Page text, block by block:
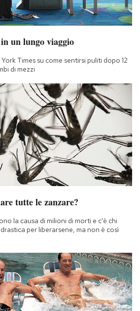
un lungo viaggio
Times su come sentirsi puliti dopo 12
di mezzi
tutte le zanzare?
la causa di milioni di morti e c'è chi
per liberarsene, ma non è così